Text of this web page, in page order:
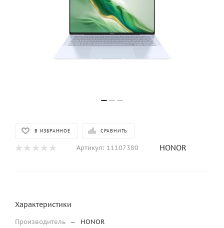
В ИЗБРАННОЕ СРАВНИТЬ
Артикул: 11107380 HONOR
Характеристики
Производитель —
HONOR